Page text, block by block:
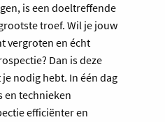
is een doeltreffende
troef. Wil je jouw
vergroten en écht
Dan is deze
je nodig hebt. In één dag
en technieken
efficiënter en